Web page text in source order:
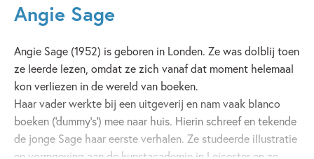
uitgevers
Angie Sage
Angie Sage (1952) is geboren in Londen. Ze was dolblij toen
ze leerde lezen, omdat ze zich vanaf dat moment helemaal
kon verliezen in de wereld van boeken.
Haar vader werkte bij een uitgeverij en nam vaak blanco
boeken (‘dummy’s’) mee naar huis. Hierin schreef en tekende
de jonge Sage haar eerste verhalen. Ze studeerde illustratie
en vormgeving aan de kunstacademie in Leicester en ze